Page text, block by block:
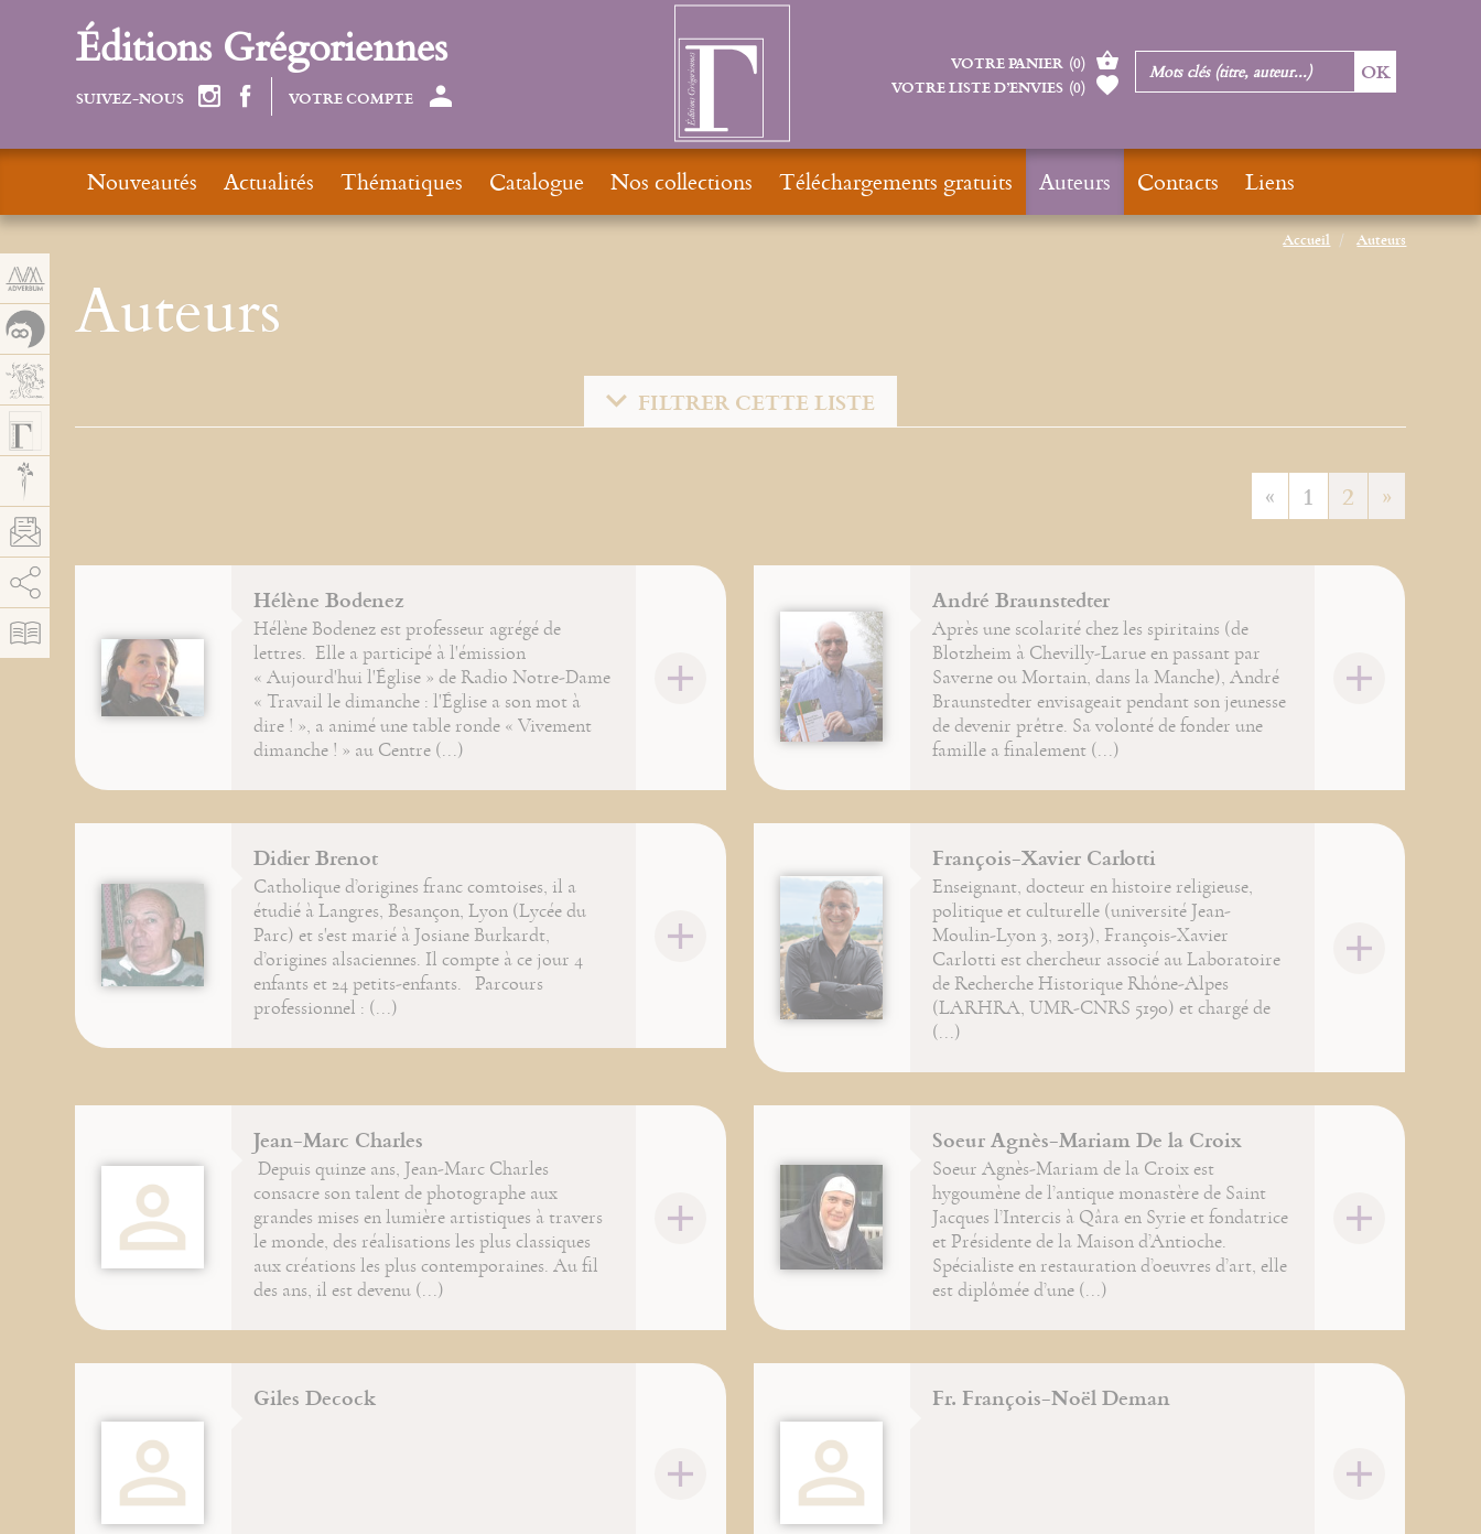
Accueil Auteurs
Auteurs
FILTRER CETTE LISTE
« 1 2 »
Hélène Bodenez
Hélène Bodenez est professeur agrégé de
lettres. Elle a participé à l'émission
« Aujourd'hui l'Église » de Radio Notre-Dame
« Travail le dimanche : l'Église a son mot à
dire ! », a animé une table ronde « Vivement
dimanche ! » au Centre (...)
André Braunstedter
Après une scolarité chez les spiritains (de
Blotzheim à Chevilly-Larue en passant par
Saverne ou Mortain, dans la Manche), André
Braunstedter envisageait pendant son jeunesse
de devenir prêtre. Sa volonté de fonder une
famille a finalement (...)
Didier Brenot
Catholique d’origines franc comtoises, il a
étudié à Langres, Besançon, Lyon (Lycée du
Parc) et s'est marié à Josiane Burkardt,
d’origines alsaciennes. Il compte à ce jour 4
enfants et 24 petits-enfants. Parcours
professionnel : (...)
François-Xavier Carlotti
Enseignant, docteur en histoire religieuse,
politique et culturelle (université Jean-
Moulin-Lyon 3, 2013), François-Xavier
Carlotti est chercheur associé au Laboratoire
de Recherche Historique Rhône-Alpes
(LARHRA, UMR-CNRS 5190) et chargé de
(...)
Jean-Marc Charles
Depuis quinze ans, Jean-Marc Charles
consacre son talent de photographe aux
grandes mises en lumière artistiques à travers
le monde, des réalisations les plus classiques
aux créations les plus contemporaines. Au fil
des ans, il est devenu (...)
Soeur Agnès-Mariam De la Croix
Soeur Agnès-Mariam de la Croix est
hygoumène de l’antique monastère de Saint
Jacques l’Intercis à Qâra en Syrie et fondatrice
et Présidente de la Maison d’Antioche.
Spécialiste en restauration d’oeuvres d’art, elle
est diplômée d’une (...)
Giles Decock Fr. François-Noël Deman
Éditions Grégoriennes
SUIVEZ-NOUS VOTRE COMPTE
VOTRE PANIER (0)
VOTRE LISTE D’ENVIES (0)
Nouveautés Actualités Thématiques Catalogue Nos collections Téléchargements gratuits Auteurs Contacts Liens
Panneau de gestion des cookies